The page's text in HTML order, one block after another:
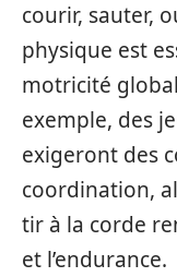
courir, sauter,
physique est
motricité
exemple, des
exigeront des
coordination,
tir à la corde
et l’endurance.